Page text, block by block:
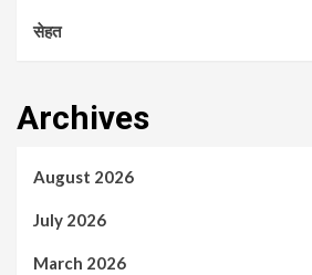
सेहत
Archives
August 2026
July 2026
March 2026